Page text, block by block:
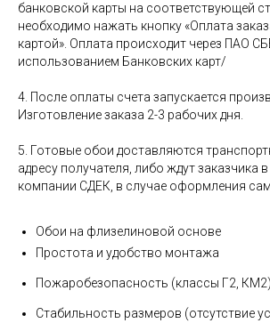
банковской карты на соответствующей
необходимо нажать кнопку «Оплата
картой». Оплата происходит через ПАО
использованием Банковских карт/
4. После оплаты счета запускается
Изготовление заказа 2-3 рабочих дня.
5. Готовые обои доставляются
адресу получателя, либо ждут заказчика
компании СДЕК, в случае оформления
Обои на флизелиновой основе
Простота и удобство монтажа
Пожаробезопасность (классы Г2, КМ2)
Стабильность размеров (отсутствие